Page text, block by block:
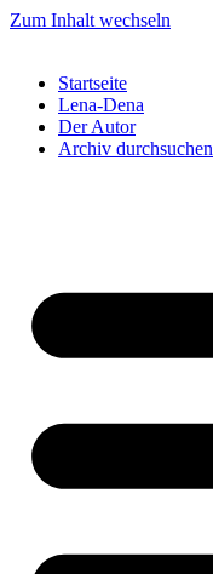
Zum Inhalt wechseln
Startseite
Lena-Dena
Der Autor
Archiv durchsuchen